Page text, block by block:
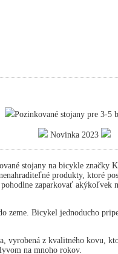
Pozinkované stojany pre 3-5
Novinka 2023
stojany na bicykle značky
produkty, ktoré
zaparkovať akýkoľvek
zeme. Bicykel jednoducho
vyrobená z kvalitného kovu,
na mnoho rokov.